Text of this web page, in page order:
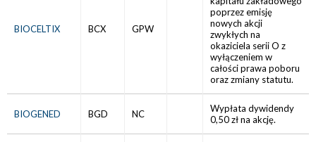
BIOCELTIX BCX GPW
poprzez emisję
nowych akcji
zwykłych na
okaziciela serii O z
wyłączeniem w
całości prawa poboru
oraz zmiany statutu.
BIOGENED BGD NC
Wypłata dywidendy
0,50 zł na akcję.